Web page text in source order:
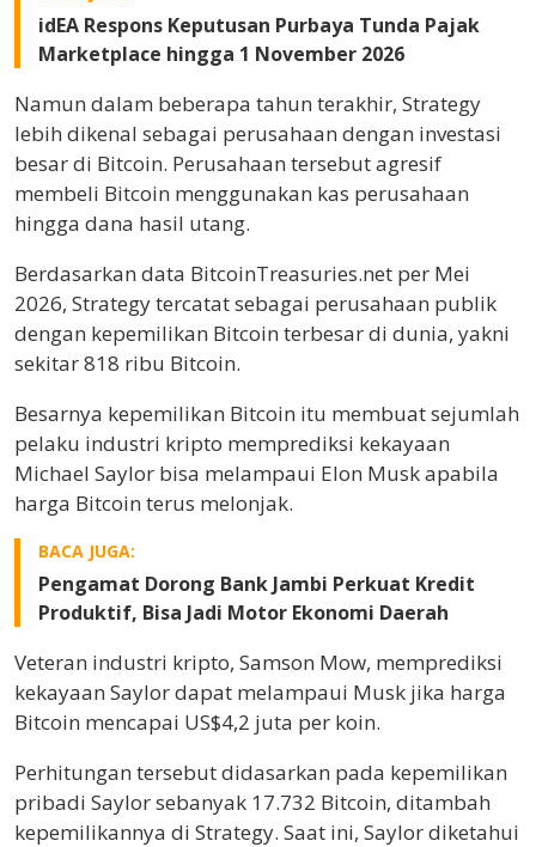
idEA Respons Keputusan Purbaya Tunda Pajak
Marketplace hingga 1 November 2026
Namun dalam beberapa tahun terakhir, Strategy
lebih dikenal sebagai perusahaan dengan investasi
besar di Bitcoin. Perusahaan tersebut agresif
membeli Bitcoin menggunakan kas perusahaan
hingga dana hasil utang.
Berdasarkan data BitcoinTreasuries.net per Mei
2026, Strategy tercatat sebagai perusahaan publik
dengan kepemilikan Bitcoin terbesar di dunia, yakni
sekitar 818 ribu Bitcoin.
Besarnya kepemilikan Bitcoin itu membuat sejumlah
pelaku industri kripto memprediksi kekayaan
Michael Saylor bisa melampaui Elon Musk apabila
harga Bitcoin terus melonjak.
BACA JUGA:
Pengamat Dorong Bank Jambi Perkuat Kredit
Produktif, Bisa Jadi Motor Ekonomi Daerah
Veteran industri kripto, Samson Mow, memprediksi
kekayaan Saylor dapat melampaui Musk jika harga
Bitcoin mencapai US$4,2 juta per koin.
Perhitungan tersebut didasarkan pada kepemilikan
pribadi Saylor sebanyak 17.732 Bitcoin, ditambah
kepemilikannya di Strategy. Saat ini, Saylor diketahui